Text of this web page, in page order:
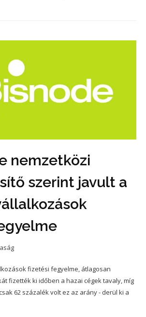
nemzetközi
szerint javult a
fizetési fegyelme, átlagosan
fizették ki időben a hazai cégek tavaly, míg
62 százalék volt ez az arány - derül ki a